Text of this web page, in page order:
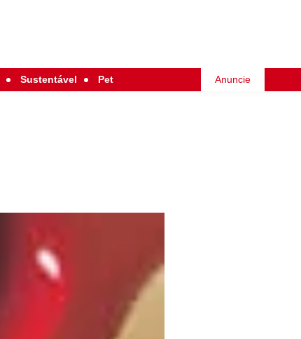
Sustentável Pet Anuncie